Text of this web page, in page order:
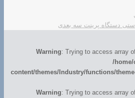
دستگاه پرینت سه بعدی
Warning: Trying to access array
/home/
content/themes/Industry/functions/
Warning: Trying to access array